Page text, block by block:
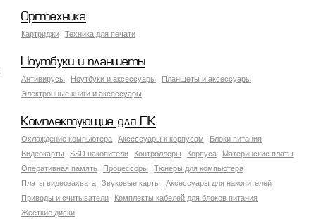
Оргтехника
Картриджи Техника для печати
Ноутбуки и планшеты
Антивирусы Ноутбуки и аксессуары
Планшеты и аксессуары
Электронные книги и аксессуары
Комплектующие для ПК
Охлаждение компьютера Аксессуары к корпусам
Блоки питания
Видеокарты
SSD накопители Контроллеры Корпуса
Материнские платы
Оперативная память
Процессоры
Тюнеры для компьютера
Платы видеозахвата
Звуковые карты
Аксессуары для накопителей
Приводы и считыватели
Комплекты кабелей для блоков питания
Жесткие диски